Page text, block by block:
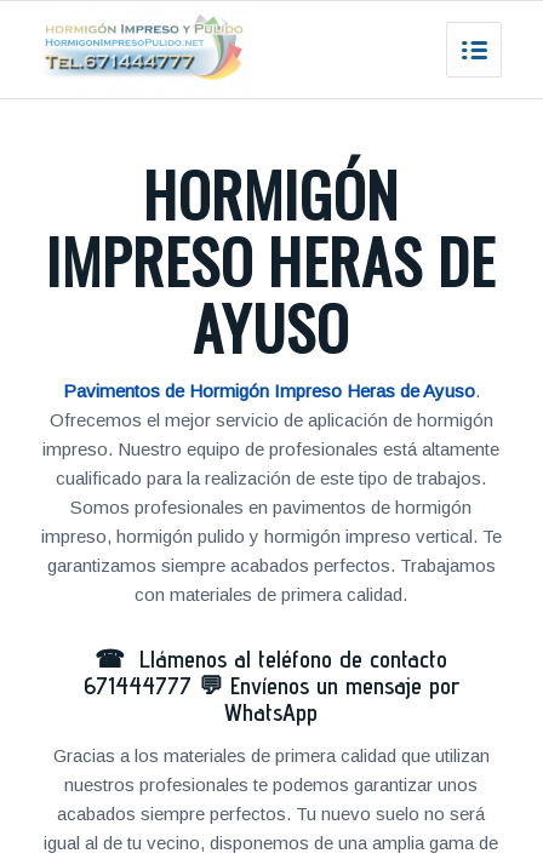
HORMIGÓN
IMPRESO HERAS DE
AYUSO
Pavimentos de Hormigón Impreso Heras de Ayuso.
Ofrecemos el mejor servicio de aplicación de hormigón
impreso. Nuestro equipo de profesionales está altamente
cualificado para la realización de este tipo de trabajos.
Somos profesionales en pavimentos de hormigón
impreso, hormigón pulido y hormigón impreso vertical. Te
garantizamos siempre acabados perfectos. Trabajamos
con materiales de primera calidad.
☎ Llámenos al teléfono de contacto
671444777 💬 Envíenos un mensaje por
WhatsApp
Gracias a los materiales de primera calidad que utilizan
nuestros profesionales te podemos garantizar unos
acabados siempre perfectos. Tu nuevo suelo no será
igual al de tu vecino, disponemos de una amplia gama de